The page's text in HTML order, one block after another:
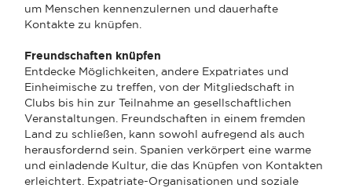
um Menschen kennenzulernen und dauerhafte
Kontakte zu knüpfen.
Freundschaften knüpfen
Entdecke Möglichkeiten, andere Expatriates und
Einheimische zu treffen, von der Mitgliedschaft in
Clubs bis hin zur Teilnahme an gesellschaftlichen
Veranstaltungen. Freundschaften in einem fremden
Land zu schließen, kann sowohl aufregend als auch
herausfordernd sein. Spanien verkörpert eine warme
und einladende Kultur, die das Knüpfen von Kontakten
erleichtert. Expatriate-Organisationen und soziale